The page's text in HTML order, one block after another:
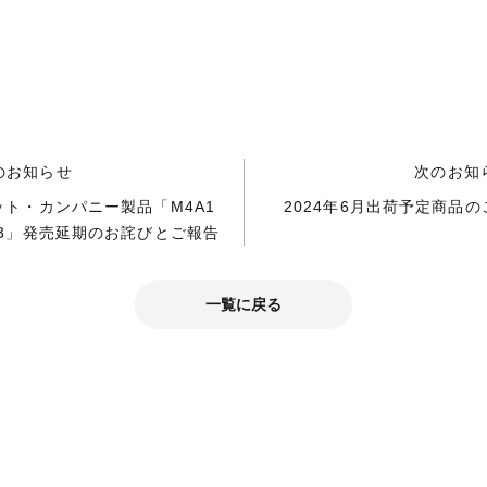
お知らせ
ト・カンパニー製品「M4A1
」発売延期のお詫びとご報告
次のお知
2024年6月出荷予定商品の
一覧に戻る